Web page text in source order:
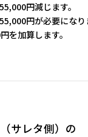
円減じます。
円が必要になり
を加算します。
サレタ側）の